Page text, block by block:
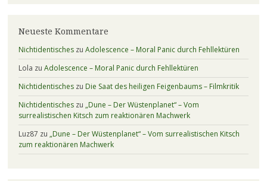
Neueste Kommentare
Nichtidentischeszu Adolescence – Moral Panic durch Fehllektüren
Lola zu Adolescence – Moral Panic durch Fehllektüren
Nichtidentischeszu Die Saat des heiligen Feigenbaums – Filmkritik
Nichtidentischeszu „Dune – Der Wüstenplanet“ – Vom
surrealistischen Kitsch zum reaktionären Machwerk
Luz87 zu „Dune – Der Wüstenplanet“ – Vom surrealistischen Kitsch
zum reaktionären Machwerk